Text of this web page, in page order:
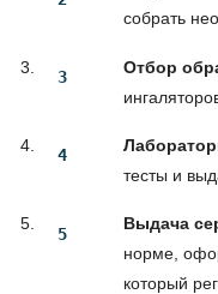
собрать
Отбор
тесты и
Выдача
норме,
который